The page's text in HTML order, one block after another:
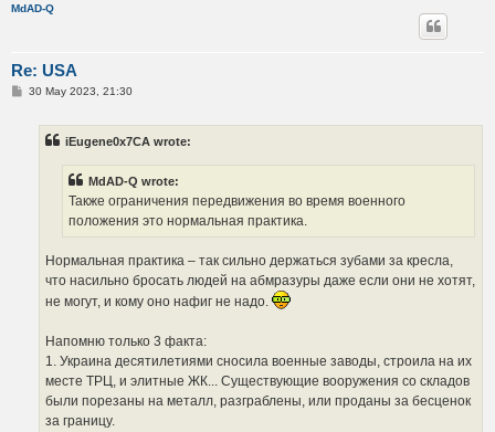
MdAD-Q
Re: USA
P30 May 2023, 21:30
iEugene0x7CA wrote:
MdAD-Q wrote:
Также ограничения передвижения во время военного
положения это нормальная практика.
Нормальная практика – так сильно держаться зубами за кресла,
что насильно бросать людей на абмразуры даже если они не хотят,
не могут, и кому оно нафиг не надо.
Напомню только 3 факта:
1. Украина десятилетиями сносила военные заводы, строила на их
месте ТРЦ, и элитные ЖК... Существующие вооружения со складов
были порезаны на металл, разграблены, или проданы за бесценок
за границу.